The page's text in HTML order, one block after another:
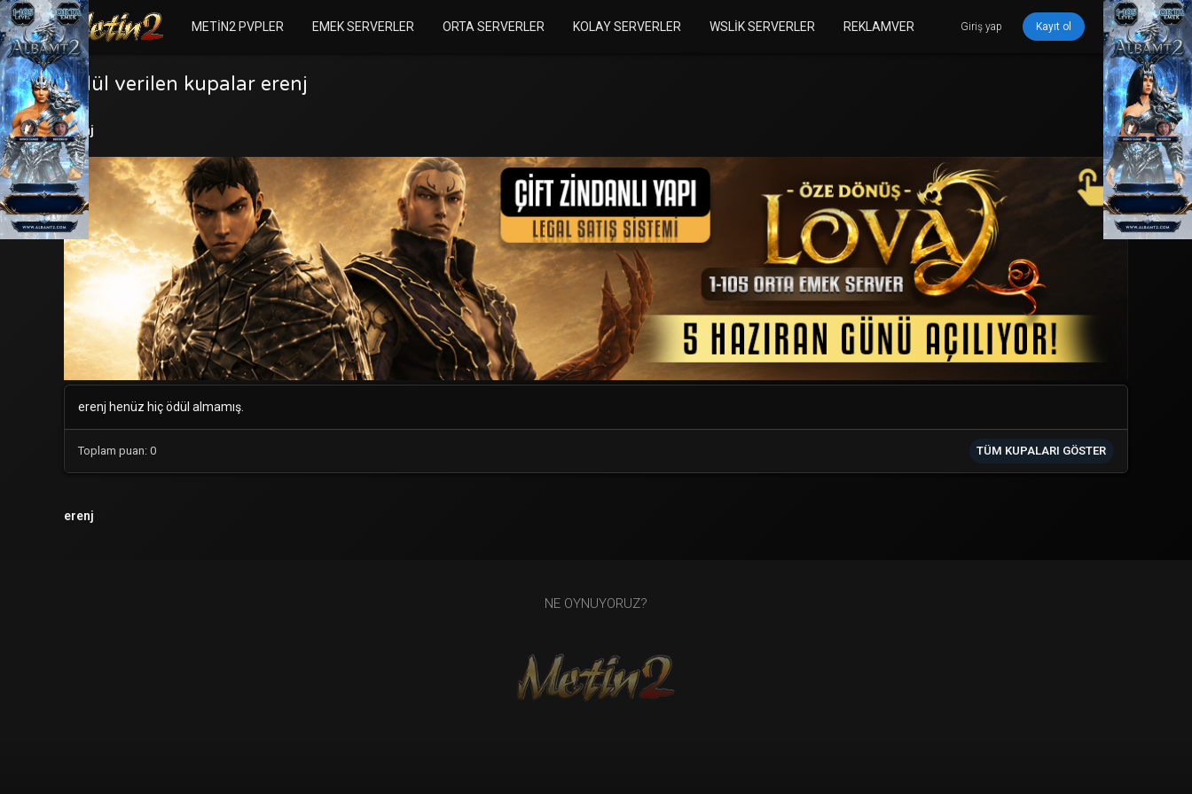
METIN2 PVPLER EMEK SERVERLER ORTA SERVERLER KOLAY SERVERLER WSLIK SERVERLER REKLAMVER Giriş yap Kayıt ol
Ödül verilen kupalar erenj
erenj
erenj henüz hiç ödül almamış.
Toplam puan: 0 TÜM KUPALARI GÖSTER
erenj
NE OYNUYORUZ?